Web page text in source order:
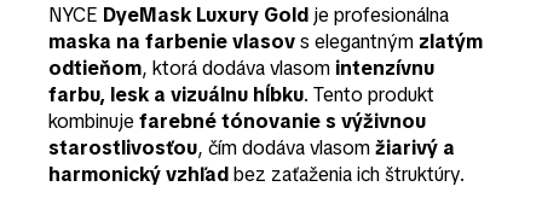
NYCE DyeMask Luxury Gold je profesionálna
maska na farbenie vlasovs elegantným zlatým
odtieňom, ktorá dodáva vlasom intenzívnu
farbu, lesk a vizuálnu hĺbku. Tento produkt
kombinujefarebné tónovanie s výživnou
starostlivosťou, čím dodáva vlasomžiarivý a
harmonický vzhľadbez zaťaženia ich štruktúry.